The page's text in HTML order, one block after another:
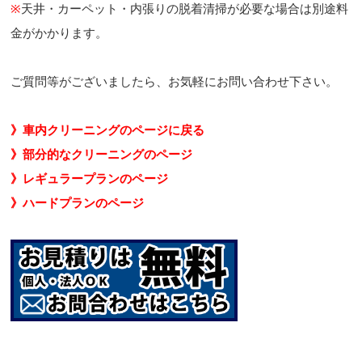
※天井・カーペット・内張りの脱着清掃が必要な場合は別途料
金がかかります。
ご質問等がございましたら、お気軽にお問い合わせ下さい。
》車内クリーニングのページに戻る
》部分的なクリーニングのページ
》レギュラープランのページ
》ハードプランのページ